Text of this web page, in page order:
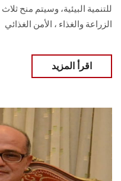
الزراعة والغذاء ، الأمن الغذائي
اقرأ المزيد